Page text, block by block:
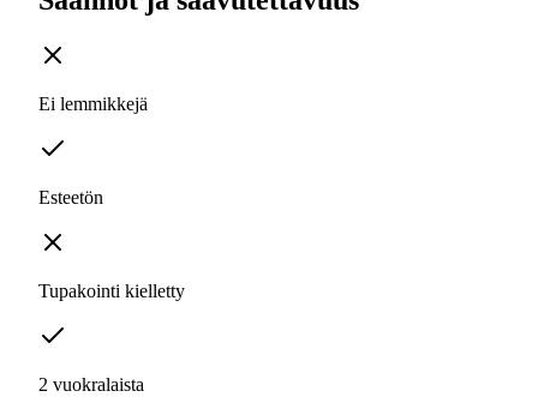
Ei lemmikkejä
Esteetön
Tupakointi kielletty
2 vuokralaista